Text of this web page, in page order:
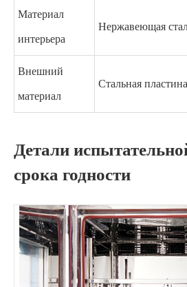
Материал
интерьера
Нержавеющая
Внешний
материал
Стальная
Детали
срока годности